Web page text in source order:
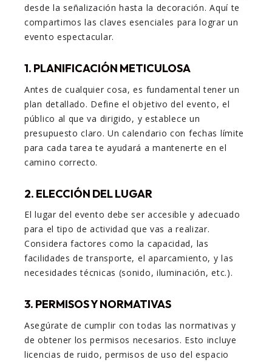
desde la señalización hasta la decoración. Aquí te
compartimos las claves esenciales para lograr un
evento espectacular.
1. PLANIFICACIÓN METICULOSA
Antes de cualquier cosa, es fundamental tener un
plan detallado. Define el objetivo del evento, el
público al que va dirigido, y establece un
presupuesto claro. Un calendario con fechas límite
para cada tarea te ayudará a mantenerte en el
camino correcto.
2. ELECCIÓN DEL LUGAR
El lugar del evento debe ser accesible y adecuado
para el tipo de actividad que vas a realizar.
Considera factores como la capacidad, las
facilidades de transporte, el aparcamiento, y las
necesidades técnicas (sonido, iluminación, etc.).
3. PERMISOS Y NORMATIVAS
Asegúrate de cumplir con todas las normativas y
de obtener los permisos necesarios. Esto incluye
licencias de ruido, permisos de uso del espacio